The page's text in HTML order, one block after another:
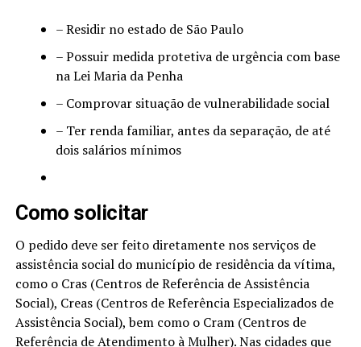
– Residir no estado de São Paulo
– Possuir medida protetiva de urgência com base
na Lei Maria da Penha
– Comprovar situação de vulnerabilidade social
– Ter renda familiar, antes da separação, de até
dois salários mínimos
Como solicitar
O pedido deve ser feito diretamente nos serviços de
assistência social do município de residência da vítima,
como o Cras (Centros de Referência de Assistência
Social), Creas (Centros de Referência Especializados de
Assistência Social), bem como o Cram (Centros de
Referência de Atendimento à Mulher). Nas cidades que